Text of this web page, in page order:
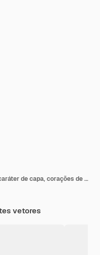
Obrigado médicos, médica com caráter de capa, corações de amor
vetores